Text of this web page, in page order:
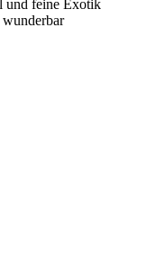
und feine Exotik